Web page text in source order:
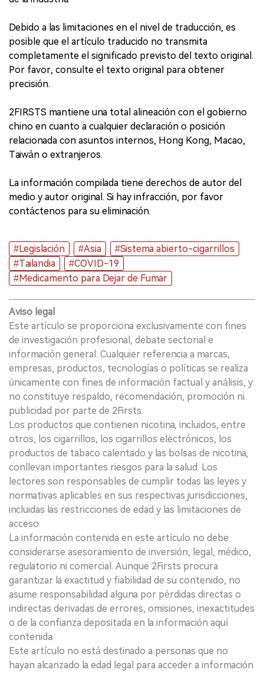
Debido a las limitaciones en el nivel de traducción, es
posible que el artículo traducido no transmita
completamente el significado previsto del texto original.
Por favor, consulte el texto original para obtener
precisión.
2FIRSTS mantiene una total alineación con el gobierno
chino en cuanto a cualquier declaración o posición
relacionada con asuntos internos, Hong Kong, Macao,
Taiwán o extranjeros.
La información compilada tiene derechos de autor del
medio y autor original. Si hay infracción, por favor
contáctenos para su eliminación.
#Legislación #Asia
#Sistema abierto-cigarrillos
#Tailandia
#COVID-19
#Medicamento para Dejar de Fumar
Aviso legal
Este artículo se proporciona exclusivamente con fines
de investigación profesional, debate sectorial e
información general. Cualquier referencia a marcas,
empresas, productos, tecnologías o políticas se realiza
únicamente con fines de información factual y análisis, y
no constituye respaldo, recomendación, promoción ni
publicidad por parte de 2Firsts.
Los productos que contienen nicotina, incluidos, entre
otros, los cigarrillos, los cigarrillos electrónicos, los
productos de tabaco calentado y las bolsas de nicotina,
conllevan importantes riesgos para la salud. Los
lectores son responsables de cumplir todas las leyes y
normativas aplicables en sus respectivas jurisdicciones,
incluidas las restricciones de edad y las limitaciones de
acceso.
La información contenida en este artículo no debe
considerarse asesoramiento de inversión, legal, médico,
regulatorio ni comercial. Aunque 2Firsts procura
garantizar la exactitud y fiabilidad de su contenido, no
asume responsabilidad alguna por pérdidas directas o
indirectas derivadas de errores, omisiones, inexactitudes
o de la confianza depositada en la información aquí
contenida.
Este artículo no está destinado a personas que no
hayan alcanzado la edad legal para acceder a información